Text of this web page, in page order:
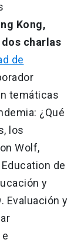
Kong,
dos charlas
de
temáticas
¿Qué
los
Wolf,
de
y
Evaluación y